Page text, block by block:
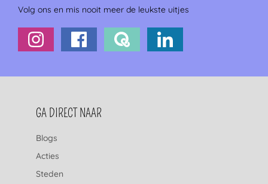
Volg ons en mis nooit meer de leukste uitjes
FOOTERNAVIGATIE
GA DIRECT NAAR
Blogs
Acties
Steden